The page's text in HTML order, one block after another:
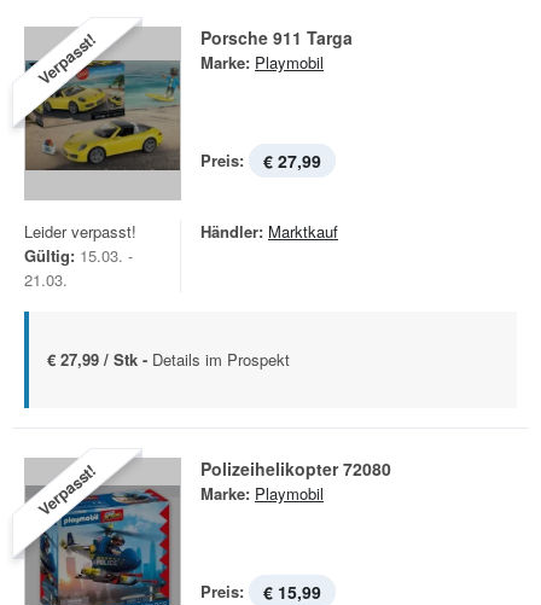
Verpasst! Porsche 911 Targa
Marke: Playmobil
Preis: € 27,99
Leider verpasst!
Gültig: 15.03. -
21.03.
Händler: Marktkauf
€ 27,99 / Stk - Details im Prospekt
Verpasst! Polizeihelikopter 72080
Marke: Playmobil
Preis: € 15,99